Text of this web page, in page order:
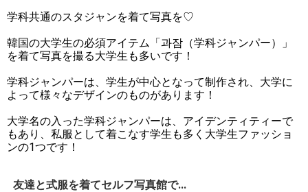
学科共通のスタジャンを着て写真を♡
韓国の大学生の必須アイテム「과잠（学科ジャンパー）」
を着て写真を撮る大学生も多いです！
学科ジャンパーは、学生が中心となって制作され、大学に
よって様々なデザインのものがあります！
大学名の入った学科ジャンパーは、アイデンティティーで
もあり、私服として着こなす学生も多く大学生ファッショ
ンの1つです！
友達と式服を着てセルフ写真館で...